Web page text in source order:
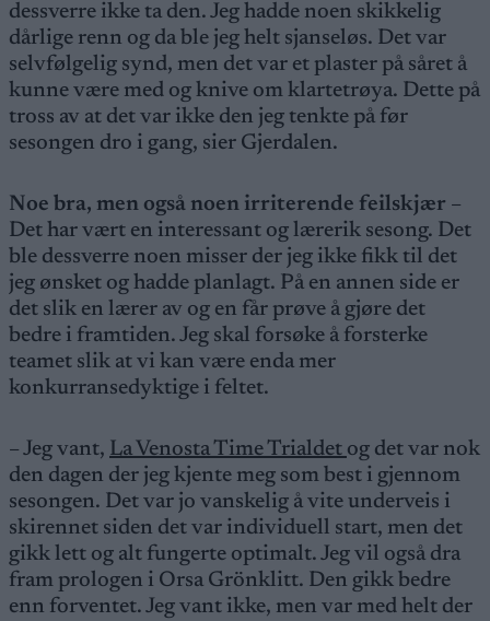
dessverre ikke ta den. Jeg hadde noen skikkelig
dårlige renn og da ble jeg helt sjanseløs. Det var
selvfølgelig synd, men det var et plaster på såret å
kunne være med og knive om klartetrøya. Dette på
tross av at det var ikke den jeg tenkte på før
sesongen dro i gang, sier Gjerdalen.
Noe bra, men også noen irriterende feilskjær –
Det har vært en interessant og lærerik sesong. Det
ble dessverre noen misser der jeg ikke fikk til det
jeg ønsket og hadde planlagt. På en annen side er
det slik en lærer av og en får prøve å gjøre det
bedre i framtiden. Jeg skal forsøke å forsterke
teamet slik at vi kan være enda mer
konkurransedyktige i feltet.
– Jeg vant, La Venosta Time Trialdet og det var nok
den dagen der jeg kjente meg som best i gjennom
sesongen. Det var jo vanskelig å vite underveis i
skirennet siden det var individuell start, men det
gikk lett og alt fungerte optimalt. Jeg vil også dra
fram prologen i Orsa Grönklitt. Den gikk bedre
enn forventet. Jeg vant ikke, men var med helt der